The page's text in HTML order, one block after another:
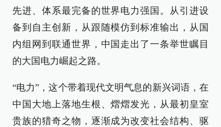
先进、体系最完备的世界电力强国。从引进设
备到自主创新，从跟随模仿到标准输出，从国
内组网到联通世界，中国走出了一条举世瞩目
的大国电力崛起之路。
“电力”，这个带着现代文明气息的新兴词语，在
中国大地上落地生根、熠熠发光，从最初皇室
贵族的猎奇之物，逐渐成为改变社会结构、驱